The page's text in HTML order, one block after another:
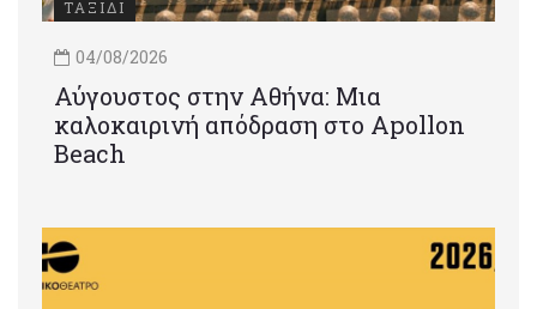
ΤΑΞΙΔΙ
04/08/2026
Αύγουστος στην Αθήνα: Μια
καλοκαιρινή απόδραση στο Apollon
Beach